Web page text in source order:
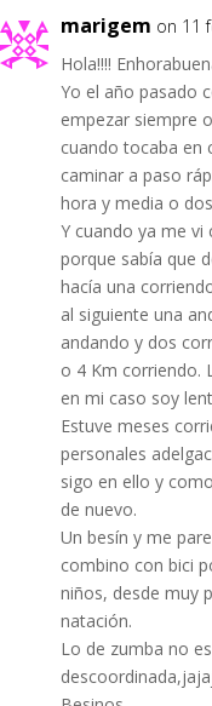
marigem on 11
Hola!!!!
Yo el año pasado
empezar siempre
cuando tocaba en
caminar a paso
hora y media o
Y cuando ya me
porque sabía que
hacía una
al siguiente una
andando y dos
o 4 Km corriendo.
en mi caso soy
Estuve meses
personales
sigo en ello y
de nuevo.
Un besín y me
combino con bici
niños, desde muy
natación.
Lo de zumba no